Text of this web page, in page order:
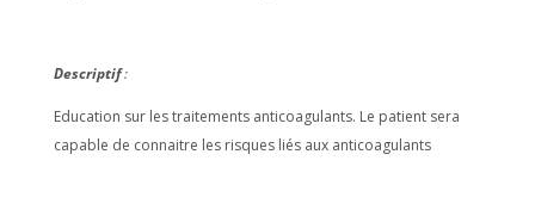
Descriptif:
Education sur les traitements anticoagulants. Le patient sera
capable de connaitre les risques liés aux anticoagulants